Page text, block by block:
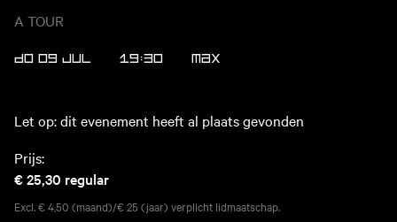
A TOUR
DO 09 JUL 19:30 MAX
Let op: dit evenement heeft al plaats gevonden
Prijs:
€ 25,30 regular
Excl. € 4,50 (maand)/€ 25 (jaar) verplicht lidmaatschap.